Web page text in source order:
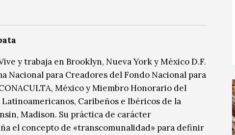
y trabaja en Brooklyn, Nueva York y México D.F.
Nacional para Creadores del Fondo Nacional para
México y Miembro Honorario del
Caribeños e Ibéricos de la
Madison. Su práctica de carácter
el concepto de «transcomunalidad» para definir